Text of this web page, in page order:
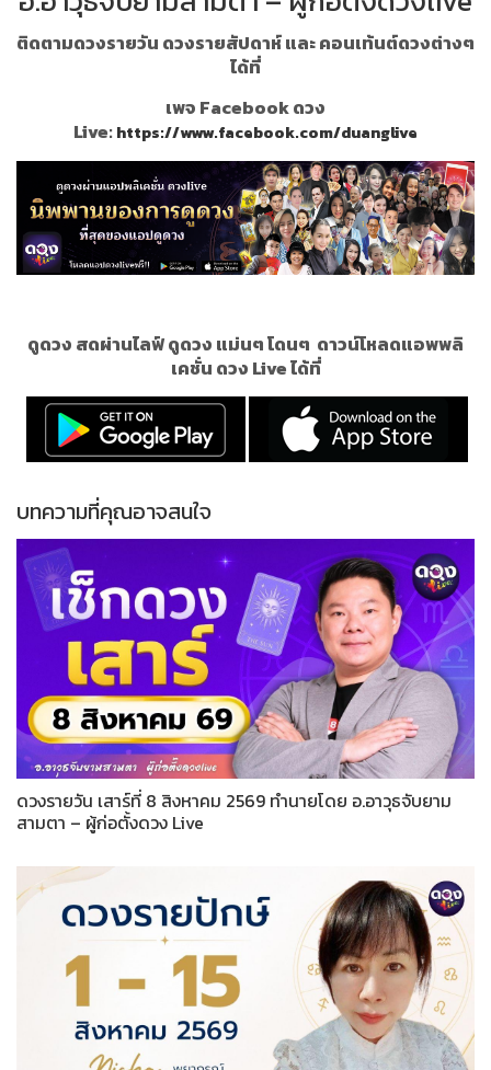
ติดตามดวงรายวัน ดวงรายสัปดาห์ และ คอนเท้นต์ดวงต่างๆ
ได้ที่
เพจ Facebook ดวง
Live:https://www.facebook.com/duanglive
ดูดวง สดผ่านไลฟ์ ดูดวง แม่นๆ โดนๆ ดาวน์โหลดแอพพลิ
เคชั่น ดวง Live ได้ที่
บทความที่คุณอาจสนใจ
ดวงรายวัน เสาร์ที่ 8 สิงหาคม 2569 ทำนายโดย อ.อาวุธจับยาม
สามตา – ผู้ก่อตั้งดวง Live